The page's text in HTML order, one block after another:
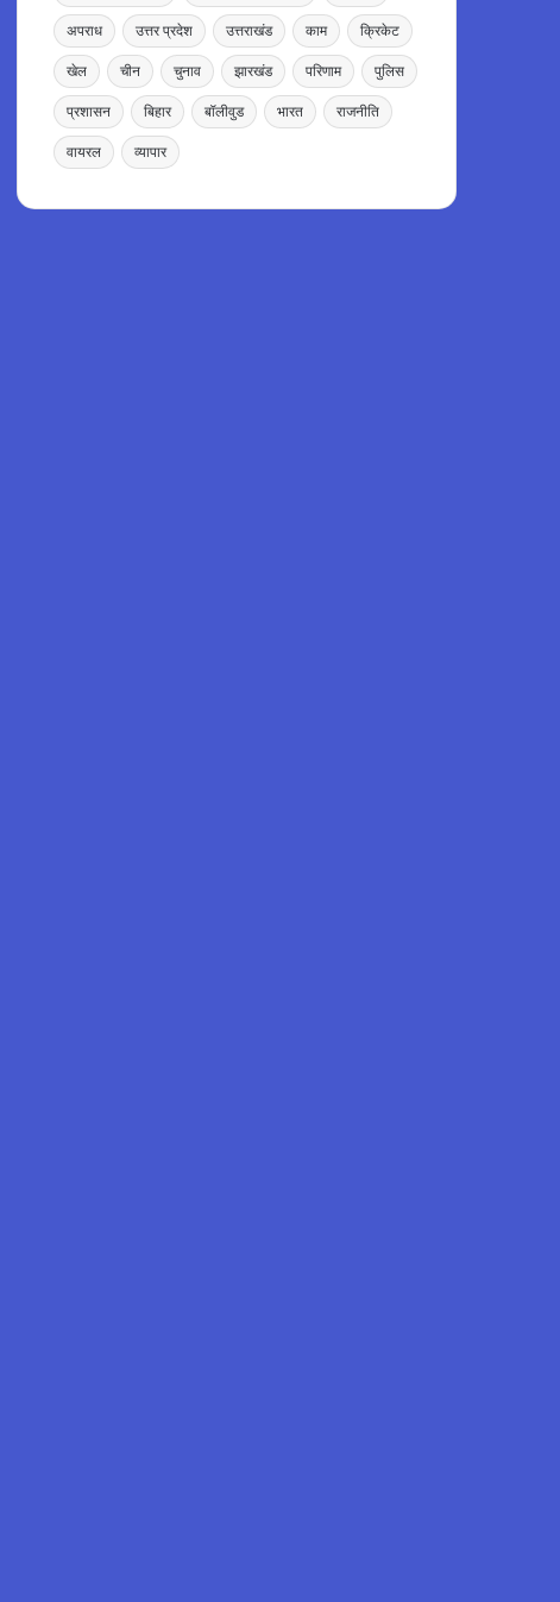
अपराध उत्तर प्रदेश उत्तराखंड काम क्रिकेट
खेल चीन चुनाव झारखंड परिणाम पुलिस
प्रशासन बिहार बॉलीवुड भारत राजनीति
वायरल व्यापार